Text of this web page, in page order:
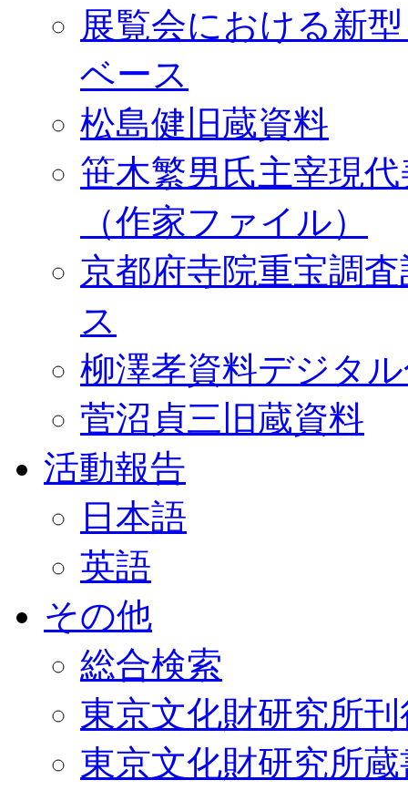
展覧会における新
ベース
松島健旧蔵資料
笹木繁男氏主宰現
（作家ファイル）
京都府寺院重宝調
ス
柳澤孝資料デジタ
菅沼貞三旧蔵資料
活動報告
日本語
英語
その他
総合検索
東京文化財研究所
東京文化財研究所